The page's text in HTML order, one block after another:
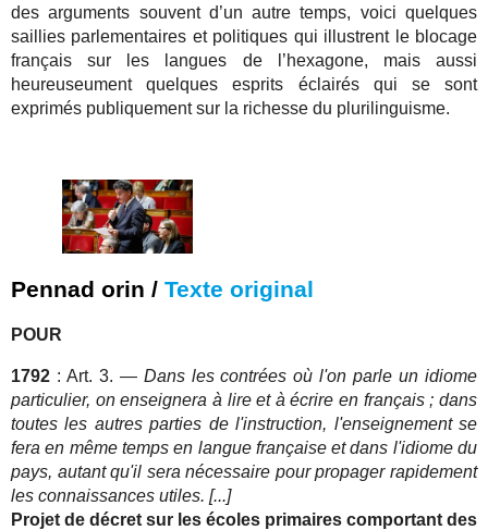
des arguments souvent d’un autre temps, voici quelques
saillies parlementaires et politiques qui illustrent le blocage
français sur les langues de l’hexagone, mais aussi
heureuseument quelques esprits éclairés qui se sont
exprimés publiquement sur la richesse du plurilinguisme.
Pennad orin / Texte original
POUR
1792 : Art. 3. — Dans les contrées où l'on parle un idiome
particulier, on enseignera à lire et à écrire en français ; dans
toutes les autres parties de l'instruction, l'enseignement se
fera en même temps en langue française et dans l'idiome du
pays, autant qu'il sera nécessaire pour propager rapidement
les connaissances utiles. [...]
Projet de décret sur les écoles primaires comportant des